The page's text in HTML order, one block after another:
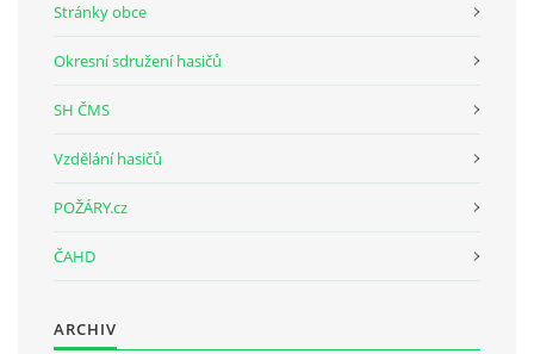
Stránky obce
Okresní sdružení hasičů
SH ČMS
Vzdělání hasičů
POŽÁRY.cz
ČAHD
ARCHIV